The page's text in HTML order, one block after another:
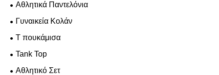
Αθλητικά Παντελόνια
Γυναικεία Κολάν
T πουκάμισα
Tank Top
Αθλητικό Σετ